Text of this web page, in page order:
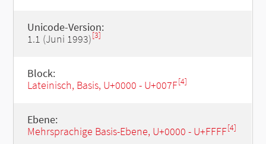
Unicode-Version:
1.1 (Juni 1993)[3]
Block:
Lateinisch, Basis, U+0000 - U+007F[4]
Ebene:
Mehrsprachige Basis-Ebene, U+0000 - U+FFFF[4]